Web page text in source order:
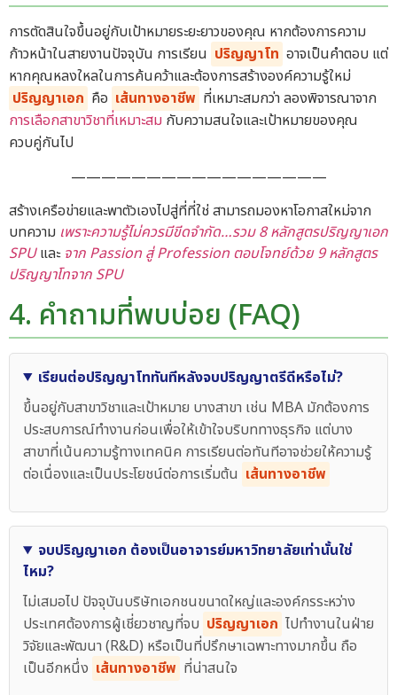
การตัดสินใจขึ้นอยู่กับเป้าหมายระยะยาวของคุณ หากต้องการความ
ก้าวหน้าในสายงานปัจจุบัน การเรียน ปริญญาโท อาจเป็นคำตอบ แต่
หากคุณหลงใหลในการค้นคว้าและต้องการสร้างองค์ความรู้ใหม่
ปริญญาเอก คือ เส้นทางอาชีพ ที่เหมาะสมกว่า ลองพิจารณาจาก
การเลือกสาขาวิชาที่เหมาะสม กับความสนใจและเป้าหมายของคุณ
ควบคู่กันไป
—————————————————
สร้างเครือข่ายและพาตัวเองไปสู่ที่ที่ใช่ สามารถมองหาโอกาสใหม่จาก
บทความ เพราะความรู้ไม่ควรมีขีดจำกัด…รวม 8 หลักสูตรปริญญาเอก
SPUและ จาก Passion สู่ Profession ตอบโจทย์ด้วย 9 หลักสูตร
ปริญญาโทจาก SPU
4. คำถามที่พบบ่อย (FAQ)
เรียนต่อปริญญาโททันทีหลังจบปริญญาตรีดีหรือไม่?
ขึ้นอยู่กับสาขาวิชาและเป้าหมาย บางสาขา เช่น MBA มักต้องการ
ประสบการณ์ทำงานก่อนเพื่อให้เข้าใจบริบททางธุรกิจ แต่บาง
สาขาที่เน้นความรู้ทางเทคนิค การเรียนต่อทันทีอาจช่วยให้ความรู้
ต่อเนื่องและเป็นประโยชน์ต่อการเริ่มต้น เส้นทางอาชีพ
จบปริญญาเอก ต้องเป็นอาจารย์มหาวิทยาลัยเท่านั้นใช่
ไหม?
ไม่เสมอไป ปัจจุบันบริษัทเอกชนขนาดใหญ่และองค์กรระหว่าง
ประเทศต้องการผู้เชี่ยวชาญที่จบ ปริญญาเอก ไปทำงานในฝ่าย
วิจัยและพัฒนา (R&D) หรือเป็นที่ปรึกษาเฉพาะทางมากขึ้น ถือ
เป็นอีกหนึ่ง เส้นทางอาชีพ ที่น่าสนใจ